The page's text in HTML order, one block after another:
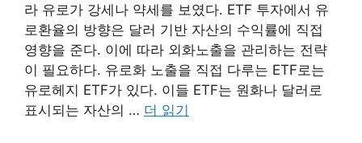
라 유로가 강세나 약세를 보였다. ETF 투자에서 유
로환율의 방향은 달러 기반 자산의 수익률에 직접
영향을 준다. 이에 따라 외화노출을 관리하는 전략
이 필요하다. 유로화 노출을 직접 다루는 ETF로는
유로헤지 ETF가 있다. 이들 ETF는 원화나 달러로
표시되는 자산의 … 더 읽기